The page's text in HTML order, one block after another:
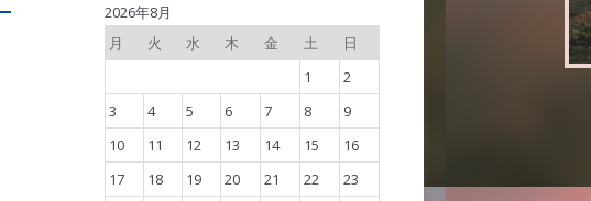
2026年8月
月
火 水 木 金 土
日
1
2
3
4 5 6 7 8
9
10
11 12 13 14 15
16
17
18 19 20 21 22
23